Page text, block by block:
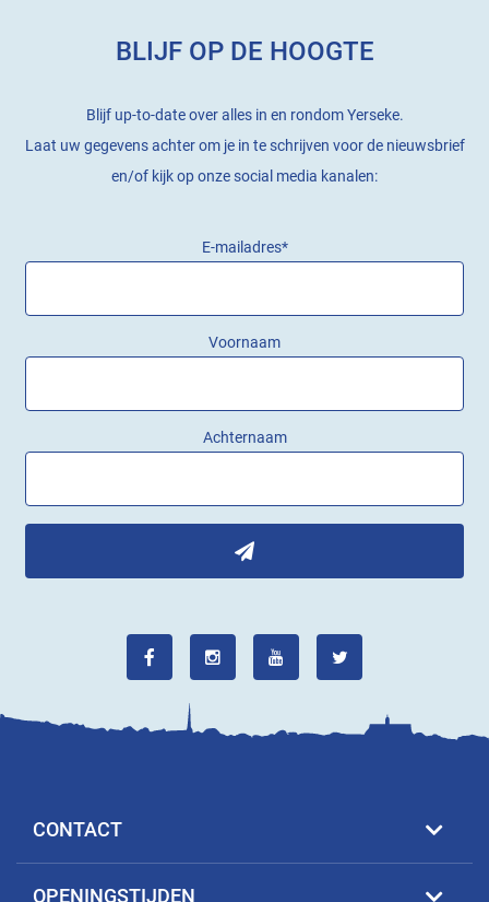
BLIJF OP DE HOOGTE
Blijf up-to-date over alles in en rondom Yerseke.
Laat uw gegevens achter om je in te schrijven voor de nieuwsbrief
en/of kijk op onze social media kanalen:
E-mailadres*
Voornaam
Achternaam
CONTACT
OPENINGSTIJDEN